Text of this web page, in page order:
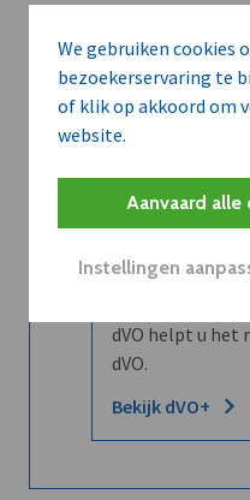
We gebruiken cookies
bezoekerservaring te
of klik op akkoord om
website.
Aanvaard alle
Instellingen
kent?
dVO helpt u het
dVO.
Bekijk dVO+